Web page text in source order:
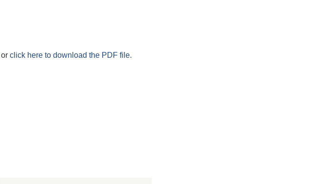
or click here to download the PDF file.